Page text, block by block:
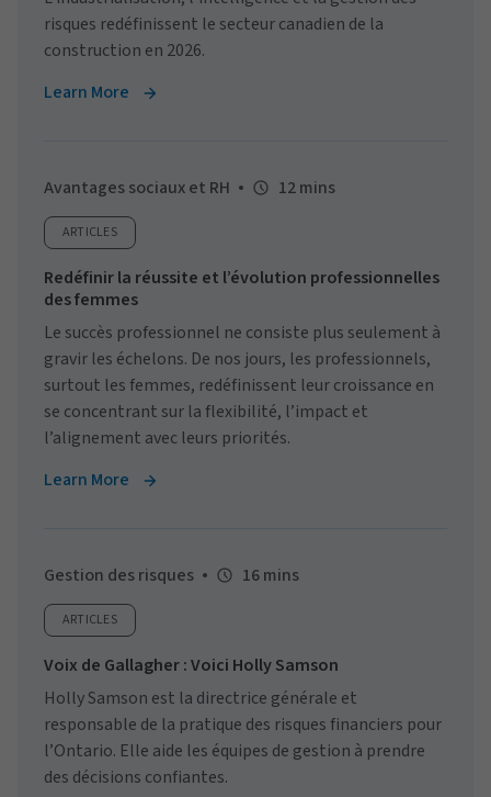
risques redéfinissent le secteur canadien de la
construction en 2026.
Learn More
Avantages sociaux et RH 12 mins
ARTICLES
Redéfinir la réussite et l’évolution professionnelles
des femmes
Le succès professionnel ne consiste plus seulement à
gravir les échelons. De nos jours, les professionnels,
surtout les femmes, redéfinissent leur croissance en
se concentrant sur la flexibilité, l’impact et
l’alignement avec leurs priorités.
Learn More
Gestion des risques 16 mins
ARTICLES
Voix de Gallagher : Voici Holly Samson
Holly Samson est la directrice générale et
responsable de la pratique des risques financiers pour
l’Ontario. Elle aide les équipes de gestion à prendre
des décisions confiantes.